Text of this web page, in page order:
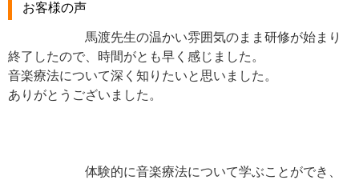
お客様の声
馬渡先生の温かい雰囲気のまま研修が始まり
終了したので、時間がとも早く感じました。
音楽療法について深く知りたいと思いました。
ありがとうございました。
体験的に音楽療法について学ぶことができ、